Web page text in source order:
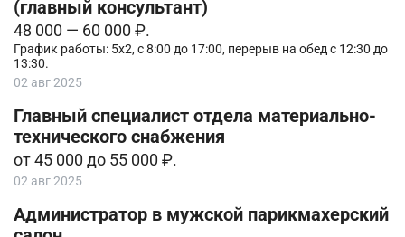
(главный консультант)
48 000 — 60 000 ₽.
График работы: 5х2, с 8:00 до 17:00, перерыв на обед с 12:30 до
13:30.
02 авг 2025
Главный специалист отдела материально-
технического снабжения
от 45 000 до 55 000 ₽.
02 авг 2025
Администратор в мужской парикмахерский